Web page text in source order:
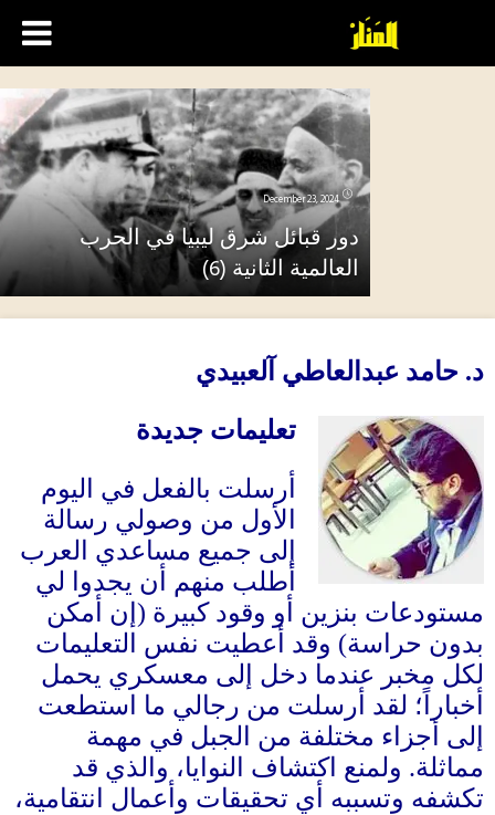
December 23, 2024
دور قبائل شرق ليبيا في الحرب
العالمية الثانية (6)
د. حامد عبدالعاطي آلعبيدي
تعليمات جديدة
أرسلت بالفعل في اليوم
الأول من وصولي رسالة
إلى جميع مساعدي العرب
أطلب منهم أن يجدوا لي
مستودعات بنزين أو وقود كبيرة ( إن أمكن
بدون حراسة) وقد أعطيت نفس التعليمات
لكل مخبر عندما دخل إلى معسكري يحمل
أخباراً؛ لقد أرسلت من رجالي ما استطعت
إلى أجزاء مختلفة من الجبل في مهمة
مماثلة. ولمنع اكتشاف النوايا، والذي قد
تكشفه وتسببه أي تحقيقات وأعمال انتقامية،